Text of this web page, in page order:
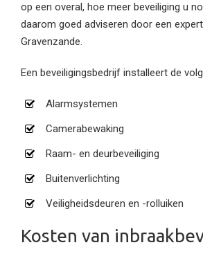
op een overal, hoe meer beveiliging u
daarom goed adviseren door een expert
Gravenzande.
Een beveiligingsbedrijf installeert de
Alarmsystemen
Camerabewaking
Raam- en deurbeveiliging
Buitenverlichting
Veiligheidsdeuren en -rolluiken
Kosten van